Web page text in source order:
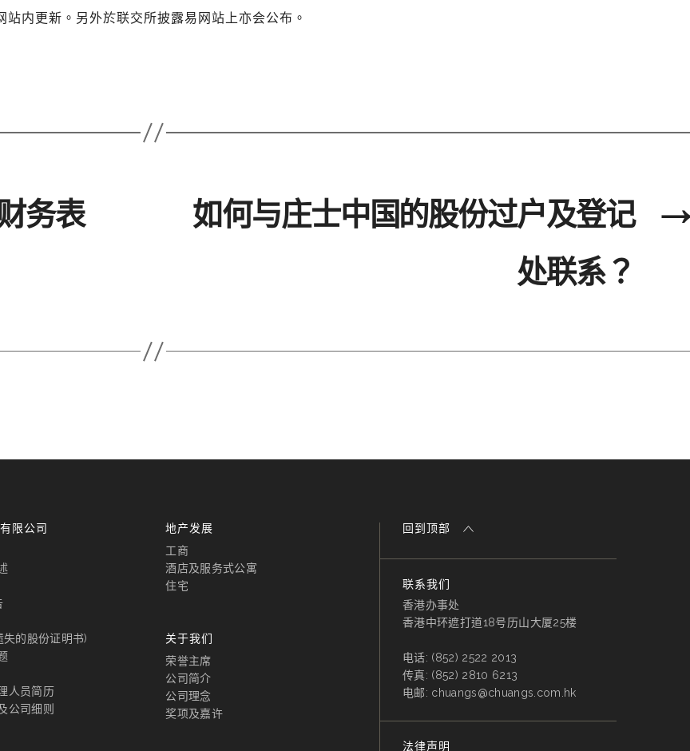
内更新。另外於联交所披露易网站上亦会公布。
务表
→
如何与庄士中国的股份过户及登记
处联系？
限公司
的股份证明书)
人员简历
公司细则
地产发展
工商
酒店及服务式公寓
住宅
关于我们
荣誉主席
公司简介
公司理念
奖项及嘉许
回到顶部
联系我们
香港办事处
香港中环遮打道18号历山大厦25楼
电话: (852) 2522 2013
传真: (852) 2810 6213
电邮: chuangs@chuangs.com.hk
法律声明